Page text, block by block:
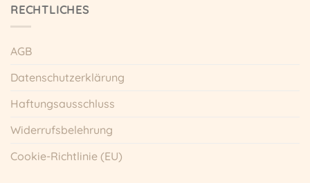
RECHTLICHES
AGB
Datenschutzerklärung
Haftungsausschluss
Widerrufsbelehrung
Cookie-Richtlinie (EU)